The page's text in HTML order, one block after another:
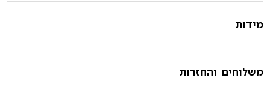
מידות
משלוחים והחזרות